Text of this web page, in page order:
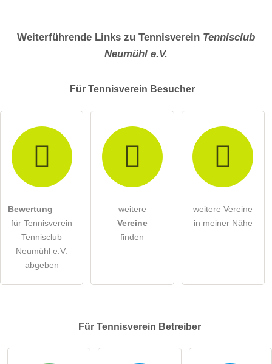
Weiterführende Links zu Tennisverein Tennisclub
Neumühl e.V.
Für Tennisverein Besucher
Bewertung
für Tennisverein
Tennisclub
Neumühl e.V.
abgeben
weitere
Vereine
finden
weitere Vereine
in meiner Nähe
Für Tennisverein Betreiber